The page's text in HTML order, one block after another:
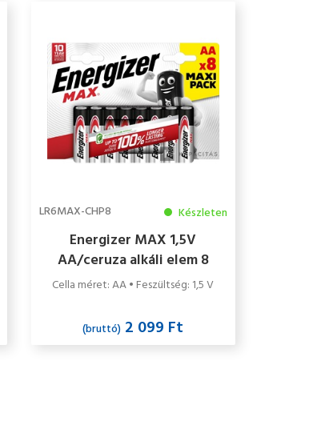
LR6MAX-CHP8 Készleten
Energizer MAX 1,5V
AA/ceruza alkáli elem 8
db/csomag
Cella méret: AA • Feszültség: 1,5 V
(bruttó) 2 099 Ft